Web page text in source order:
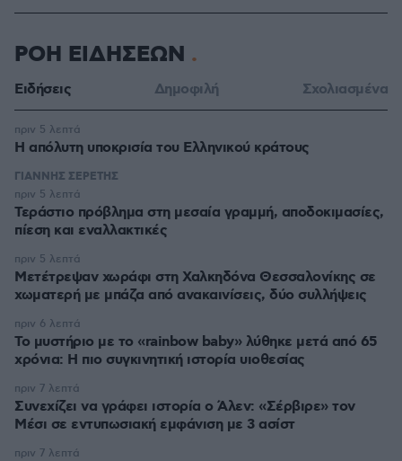
ΡΟΗ ΕΙΔΗΣΕΩΝ
Ειδήσεις Δημοφιλή Σχολιασμένα
Η απόλυτη υποκρισία του Ελληνικού κράτους
πριν 5 λεπτά
ΓΙΑΝΝΗΣ ΣΕΡΕΤΗΣ
Τεράστιο πρόβλημα στη μεσαία γραμμή, αποδοκιμασίες,
πίεση και εναλλακτικές
πριν 5 λεπτά
Μετέτρεψαν χωράφι στη Χαλκηδόνα Θεσσαλονίκης σε
χωματερή με μπάζα από ανακαινίσεις, δύο συλλήψεις
πριν 5 λεπτά
Το μυστήριο με το «rainbow baby» λύθηκε μετά από 65
χρόνια: Η πιο συγκινητική ιστορία υιοθεσίας
πριν 6 λεπτά
Συνεχίζει να γράφει ιστορία ο Άλεν: «Σέρβιρε» τον
Μέσι σε εντυπωσιακή εμφάνιση με 3 ασίστ
πριν 7 λεπτά
πριν 7 λεπτά